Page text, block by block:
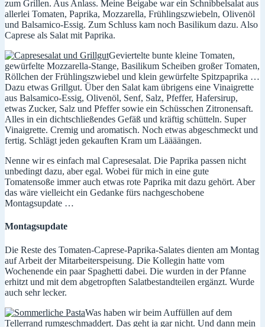
zum Grillen. Aus Anlass. Meine Beigabe war ein Schnibbelsalat aus
allerlei Tomaten, Paprika, Mozzarella, Frühlingszwiebeln, Olivenöl
und Balsamico-Essig. Zum Schluss kam noch Basilikum dazu. Also
Caprese als Salat mit Paprika.
Geviertelte bunte kleine Tomaten,
gewürfelte Mozzarella-Stange, Basilikum Scheiben großer Tomaten,
Röllchen der Frühlingszwiebel und klein gewürfelte Spitzpaprika …
Dazu etwas Grillgut. Über den Salat kam übrigens eine Vinaigrette
aus Balsamico-Essig, Olivenöl, Senf, Salz, Pfeffer, Hafersirup,
etwas Zucker, Salz und Pfeffer sowie ein Schüsschen Zitronensaft.
Alles in ein dichtschließendes Gefäß und kräftig schütteln. Super
Vinaigrette. Cremig und aromatisch. Noch etwas abgeschmeckt und
fertig. Schlägt jeden gekauften Kram um Läääängen.
Nenne wir es einfach mal Capresesalat. Die Paprika passen nicht
unbedingt dazu, aber egal. Wobei für mich in eine gute
Tomatensoße immer auch etwas rote Paprika mit dazu gehört. Aber
das wäre vielleicht ein Gedanke fürs nachgeschobene
Montagsupdate …
Montagsupdate
Die Reste des Tomaten-Caprese-Paprika-Salates dienten am Montag
auf Arbeit der Mitarbeiterspeisung. Die Kollegin hatte vom
Wochenende ein paar Spaghetti dabei. Die wurden in der Pfanne
erhitzt und mit dem abgetropften Salatbestandteilen ergänzt. Wurde
auch sehr lecker.
Was haben wir beim Auffüllen auf dem
Tellerrand rumgeschmaddert. Das geht ja gar nicht. Und dann mein